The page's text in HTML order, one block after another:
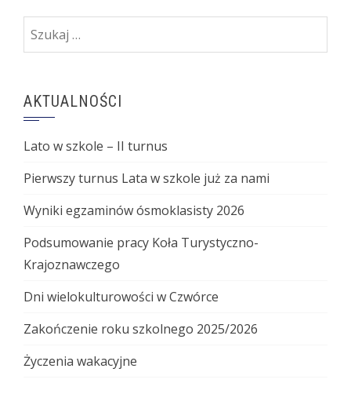
Szukaj:
AKTUALNOŚCI
Lato w szkole – II turnus
Pierwszy turnus Lata w szkole już za nami
Wyniki egzaminów ósmoklasisty 2026
Podsumowanie pracy Koła Turystyczno-
Krajoznawczego
Dni wielokulturowości w Czwórce
Zakończenie roku szkolnego 2025/2026
Życzenia wakacyjne